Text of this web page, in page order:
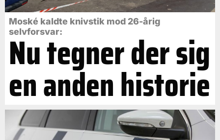
Moské kaldte knivstik mod 26-årig
selvforsvar:
Nu tegner der sig
en anden historie